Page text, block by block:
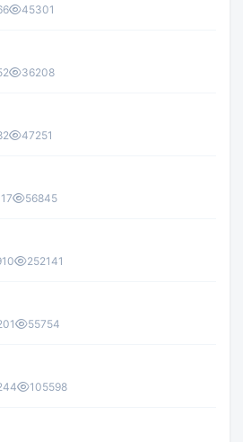
45301
36208
47251
56845
252141
55754
105598